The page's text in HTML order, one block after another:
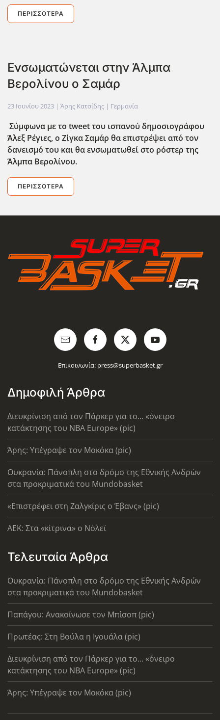
ΠΕΡΙΣΣΌΤΕΡΑ
Ενσωματώνεται στην Άλμπα
Βερολίνου ο Σαμάρ
23 Ιουνίου 2023 | Άρης Κατσίδης | Γερμανία
Σύμφωνα με το tweet του ισπανού δημοσιογράφου
Άλεξ Ρέγιες, ο Ζίγκα Σαμάρ θα επιστρέψει από τον
δανεισμό του και θα ενσωματωθεί στο ρόστερ της
Άλμπα Βερολίνου.
ΠΕΡΙΣΣΌΤΕΡΑ
Επικοινωνία: press@superbasket.gr
Δημοφιλή Άρθρα
Διευκρίνιση από τον Πάρκερ για το... «όνειρο
κατάκτησης του ΝΒΑ Europe» (pic)
Άρης: Υπέγραψε τον Μοκόκα (pic)
Ουκρανία: Πάνοπλη στο δρόμο της Εθνικής Ανδρών
στα προκριματικά του Mundobasket
«Επιστρέφει στη Ζαλγκίρις ο Έβανς» (pic)
AEK: Στα «κίτρινα» ο Νόλεϊ
Τελευταία Άρθρα
Ουκρανία: Πάνοπλη στο δρόμο της Εθνικής Ανδρών
στα προκριματικά του Mundobasket
Παπάγου: Ανακοίνωσε τον Μπίσοπ (pic)
Πρωτέας: Στη Βούλα η Ιγουάλα (pic)
Διευκρίνιση από τον Πάρκερ για το... «όνειρο
κατάκτησης του ΝΒΑ Europe» (pic)
Άρης: Υπέγραψε τον Μοκόκα (pic)